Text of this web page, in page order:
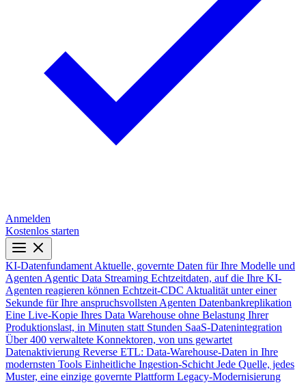
Anmelden
Kostenlos starten
KI-Datenfundament Aktuelle, governte Daten für Ihre Modelle und
Agenten Agentic Data Streaming Echtzeitdaten, auf die Ihre KI-
Agenten reagieren können Echtzeit-CDC Aktualität unter einer
Sekunde für Ihre anspruchsvollsten Agenten Datenbankreplikation
Eine Live-Kopie Ihres Data Warehouse ohne Belastung Ihrer
Produktionslast, in Minuten statt Stunden SaaS-Datenintegration
Über 400 verwaltete Konnektoren, von uns gewartet
Datenaktivierung Reverse ETL: Data-Warehouse-Daten in Ihre
modernsten Tools Einheitliche Ingestion-Schicht Jede Quelle, jedes
Muster, eine einzige governte Plattform Legacy-Modernisierung